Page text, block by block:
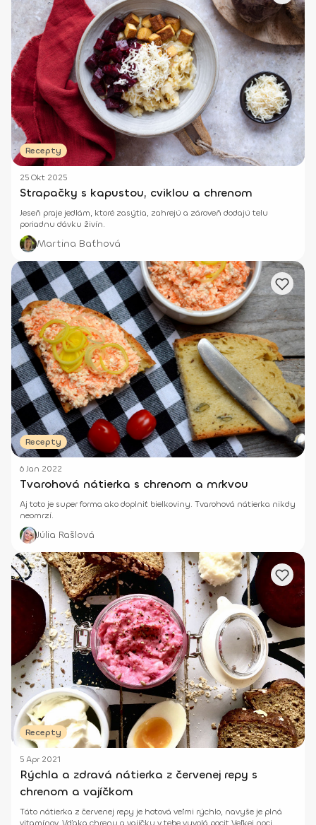
Recepty
25 Okt 2025
Strapačky s kapustou, cviklou a chrenom
Jeseň praje jedlám, ktoré zasýtia, zahrejú a zároveň dodajú telu
poriadnu dávku živín.
Martina Baťhová
Recepty
6 Jan 2022
Tvarohová nátierka s chrenom a mrkvou
Aj toto je super forma ako doplniť bielkoviny. Tvarohová nátierka nikdy
neomrzí.
Júlia Rašlová
Recepty
5 Apr 2021
Rýchla a zdravá nátierka z červenej repy s
chrenom a vajíčkom
Táto nátierka z červenej repy je hotová veľmi rýchlo, navyše je plná